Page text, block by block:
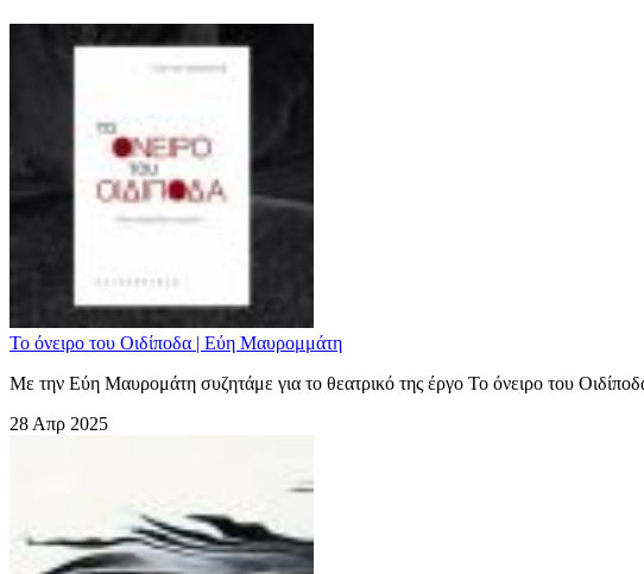
Το όνειρο του Οιδίποδα | Εύη Μαυρομμάτη
Με την Εύη Μαυρομάτη συζητάμε για το θεατρικό της έργο Το όνειρο του
28 Απρ 2025